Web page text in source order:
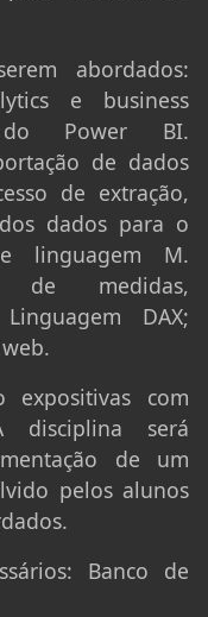
abordados:
e business
do Power BI.
de dados
de extração,
dados para o
linguagem M.
de medidas,
DAX;
expositivas com
disciplina será
de um
pelos alunos
Banco de